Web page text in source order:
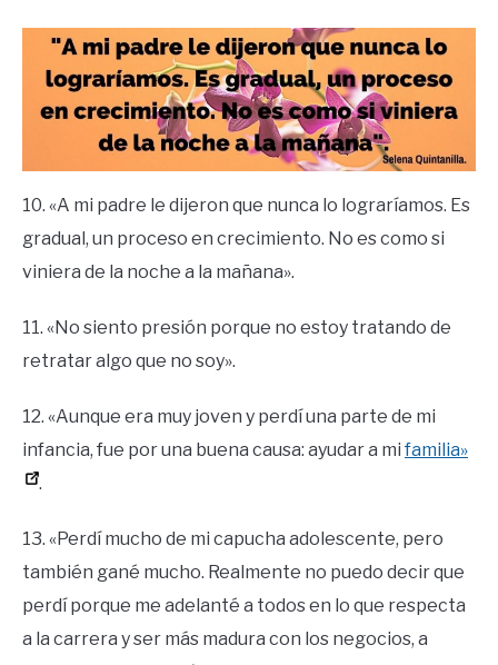
10. «A mi padre le dijeron que nunca lo lograríamos. Es
gradual, un proceso en crecimiento. No es como si
viniera de la noche a la mañana».
11. «No siento presión porque no estoy tratando de
retratar algo que no soy».
12. «Aunque era muy joven y perdí una parte de mi
infancia, fue por una buena causa: ayudar a mi familia»
.
13. «Perdí mucho de mi capucha adolescente, pero
también gané mucho. Realmente no puedo decir que
perdí porque me adelanté a todos en lo que respecta
a la carrera y ser más madura con los negocios, a